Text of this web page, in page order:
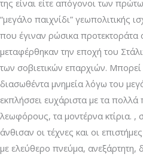
της είναι είτε απόγονοι των
“μεγάλο παιχνίδι” γεωπολιτικής
που έγιναν ρώσικα προτεκτοράτα
μεταφέρθηκαν την εποχή του
των σοβιετικών επαρχιών.
διασωθέντα μνημεία λόγω του
εκπλήσσει ευχάριστα με τα πολλά
λεωφόρους, τα μοντέρνα κτίρια. ,
άνθισαν οι τέχνες και οι
με ελεύθερο πνεύμα, ανεξάρτητη,